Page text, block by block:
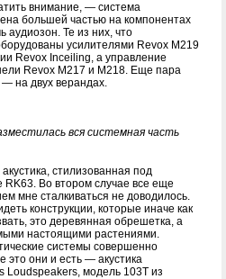
внимание, — система
большей частью на компонентах
аудиозон. Те из них, что
усилителями Revox M219
Revox Inceiling, а управление
Revox M217 и M218. Еще пара
на двух верандах.
вся системная часть
стилизованная под
Во втором случае все еще
мне сталкиваться не доводилось.
конструкции, которые иначе как
это деревянная обрешетка, а
настоящими растениями.
системы совершенно
они и есть — акустика
Loudspeakers, модель 103T из